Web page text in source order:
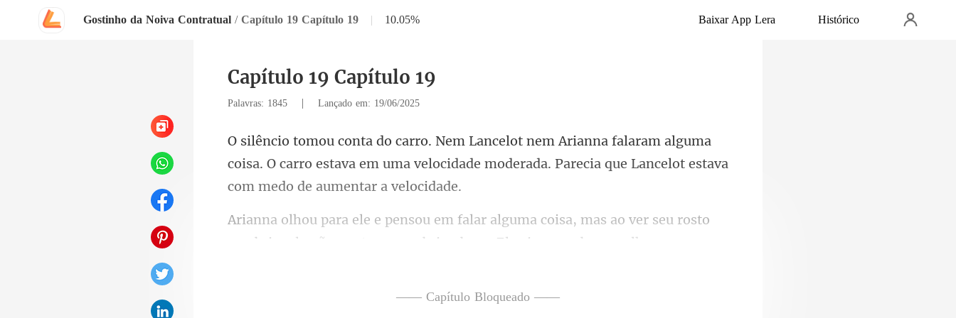
Gostinho da Noiva Contratual / Capítulo 19 Capítulo 19 | 10.05% Baixar App Lera Histórico
Capítulo 19 Capítulo 19
Palavras: 1845 | Lançado em: 19/06/2025
aram alguma
coisa. O carro estava em uma velocidade moderada.
mas ao ver seu rosto
sombrio, ela não se atreveu a ab
—— Capítulo Bloqueado ——